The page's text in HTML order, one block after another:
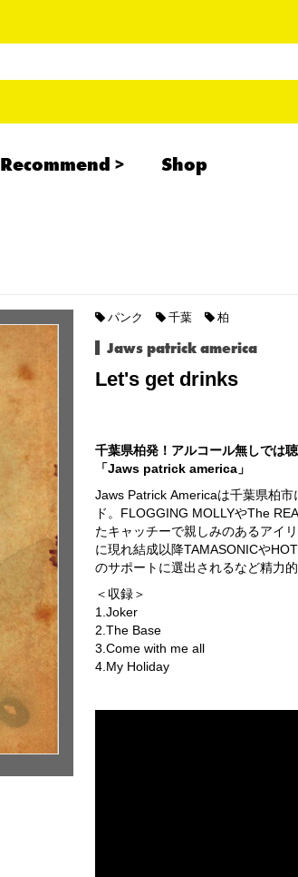
Recommend Shop
パンク 千葉 柏
Jaws patrick america
Let's get drinks
千葉県柏発！アルコール無しでは
「Jaws patrick america」
Jaws Patrick Americaは千葉県柏
ド。FLOGGING MOLLYやThe
たキャッチーで親しみのあるアイ
に現れ結成以降TAMASONICや
のサポートに選出されるなど精力
＜収録＞
1.Joker
2.The Base
3.Come with me all
4.My Holiday